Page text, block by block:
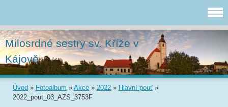
Milosrdné sestry sv. Kříže v
Kájově
Úvod » Fotoalbum » Akce » 2022 » Hlavní pouť »
2022_pout_03_AZS_3753F